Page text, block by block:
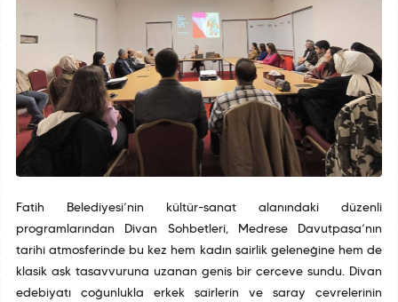
Fatih Belediyesi’nin kültür-sanat alanındaki düzenli
programlarından Divan Sohbetleri, Medrese Davutpaşa’nın
tarihî atmosferinde bu kez hem kadın şairlik geleneğine hem de
klasik aşk tasavvuruna uzanan geniş bir çerçeve sundu. Divan
edebiyatı çoğunlukla erkek şairlerin ve saray çevrelerinin